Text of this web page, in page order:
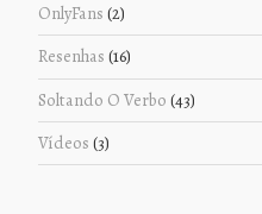
OnlyFans (2)
Resenhas (16)
Soltando O Verbo (43)
Vídeos (3)